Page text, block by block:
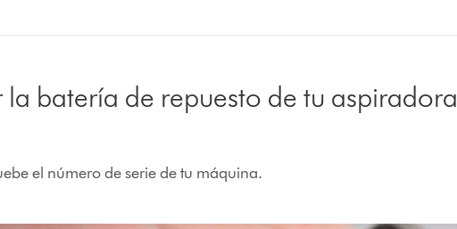
batería de repuesto de tu aspiradora
el número de serie de tu máquina.